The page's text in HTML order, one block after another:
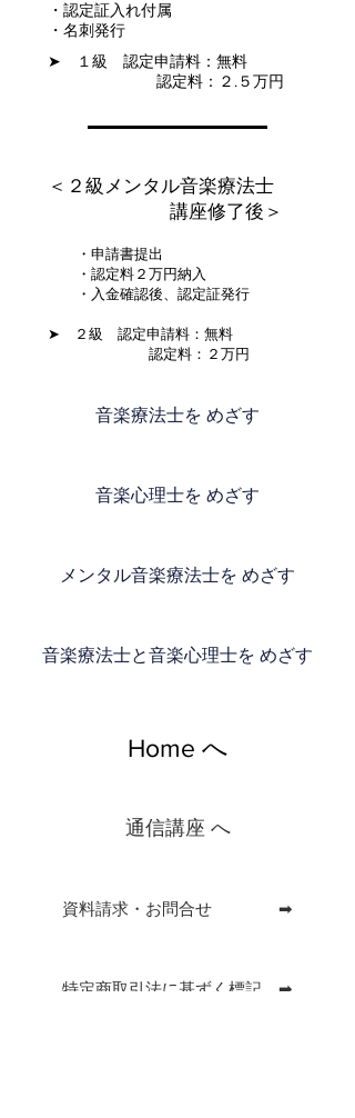
・認定証入れ付属
・名刺発行
➤ １級 認定申請料：無料
認定料：２.５万円
＜２級メンタル音楽療法士
講座修了後＞
・申請書提出
・認定料２万円納入
・入金確認後、認定証発行
➤ ２級 認定申請料：無料
認定料：２万円
音楽療法士を めざす
音楽心理士を めざす
メンタル音楽療法士を めざす
音楽療法士と音楽心理士を めざす
Home へ
通信講座 へ
資料請求・お問合せ ➡
特定商取引法に基ずく標記 ➡